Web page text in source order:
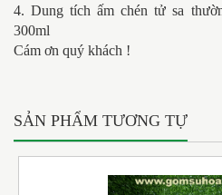
4. Dung tích ấm chén tử sa
300ml
Cám ơn quý khách !
SẢN PHẨM TƯƠNG TỰ